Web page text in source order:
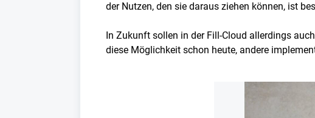
der Nutzen, den sie daraus ziehen können, ist
In Zukunft sollen in der Fill-Cloud allerdings
diese Möglichkeit schon heute, andere